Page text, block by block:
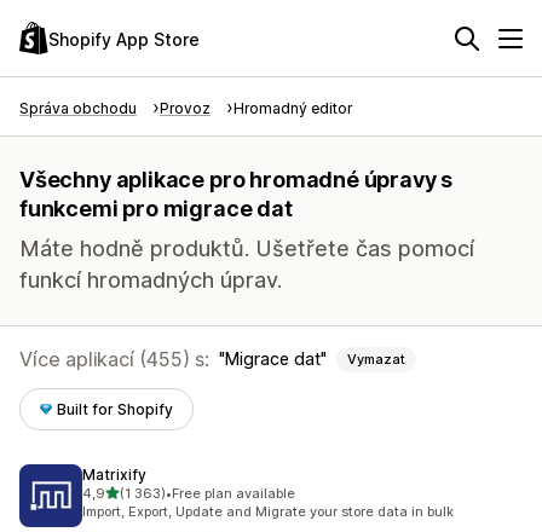
Shopify App Store
Správa obchodu Provoz Hromadný editor
Všechny aplikace pro hromadné úpravy s
funkcemi pro migrace dat
Máte hodně produktů. Ušetřete čas pomocí
funkcí hromadných úprav.
Více aplikací (455) s: Migrace dat Vymazat
Built for Shopify
Matrixify
4,9z 5 hvězd
(1 363)
Celkový počet recenzí: 1363
•Free plan available
Import, Export, Update and Migrate your store data in bulk